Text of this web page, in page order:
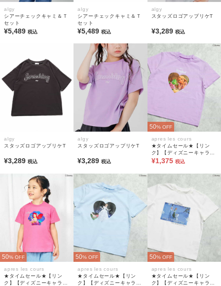
algy
シアーチェックキャミ＆Ｔ
セット
¥5,489 税込
algy
シアーチェックキャミ＆Ｔ
セット
¥5,489税込
algy
スタッズロゴアップリケT
¥3,289 税込
algy
スタッズロゴアップリケT
¥3,289 税込
algy
スタッズロゴアップリケT
¥3,289税込
50% OFF
apres les cours
★タイムセール★【リン
ク】【ディズニーキャラク
ター】プリンセス/アナと
ズ)
¥1,375 税込
50% OFF
apres les cours
★タイムセール★【リン
ク】【ディズニーキャラク
50% OFF
apres les cours
★タイムセール★【リン
ク】【ディズニーキャラク
50% OFF
apres les cours
★タイムセール★【リン
ク】【ディズニーキャラク